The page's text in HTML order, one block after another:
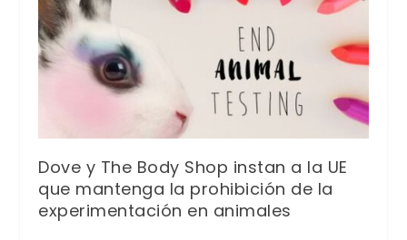
Dove y The Body Shop instan a la UE
que mantenga la prohibición de la
experimentación en animales